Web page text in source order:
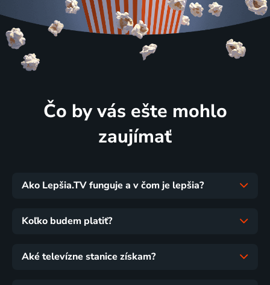
Čo by vás ešte mohlo
zaujímať
Ako Lepšia.TV funguje a v čom je lepšia?
Koľko budem platiť?
Aké televízne stanice získam?